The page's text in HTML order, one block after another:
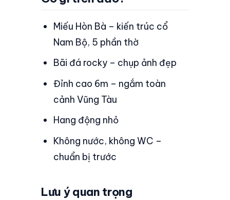
Miếu Hòn Bà – kiến trúc cổ
Nam Bộ, 5 phần thờ
Bãi đá rocky – chụp ảnh đẹp
Đỉnh cao 6m – ngắm toàn
cảnh Vũng Tàu
Hang động nhỏ
Không nước, không WC –
chuẩn bị trước
Lưu ý quan trọng